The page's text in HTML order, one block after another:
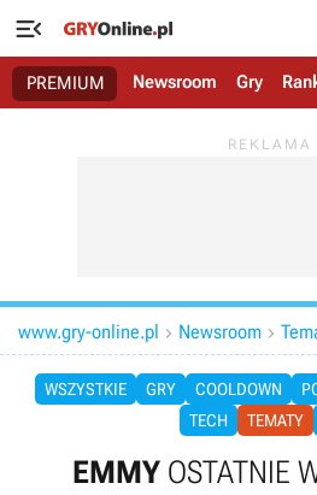

PREMIUM Newsroom Gry
www.gry-online.pl  Newsroom 
WSZYSTKIE GRY COOLDOWN
TECH
TEMATY
EMMY OSTATNIE